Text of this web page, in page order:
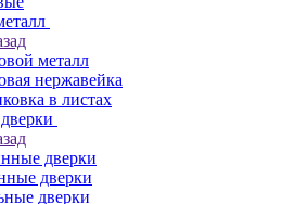
металл
нержавейка
в листах
дверки
дверки
дверки